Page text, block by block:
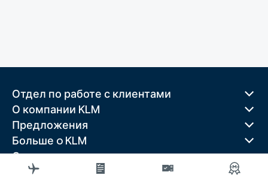
Отдел по работе с клиентами
О компании KLM
Предложения
Больше o KLM
Скачать приложение
Связанные веб-сайты